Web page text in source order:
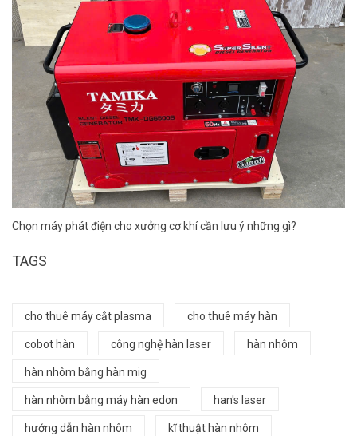
Chọn máy phát điện cho xưởng cơ khí cần lưu ý những gì?
TAGS
cho thuê máy cắt plasma cho thuê máy hàn
cobot hàn công nghệ hàn laser hàn nhôm
hàn nhôm bằng hàn mig
hàn nhôm bằng máy hàn edon han's laser
hướng dẫn hàn nhôm kĩ thuật hàn nhôm